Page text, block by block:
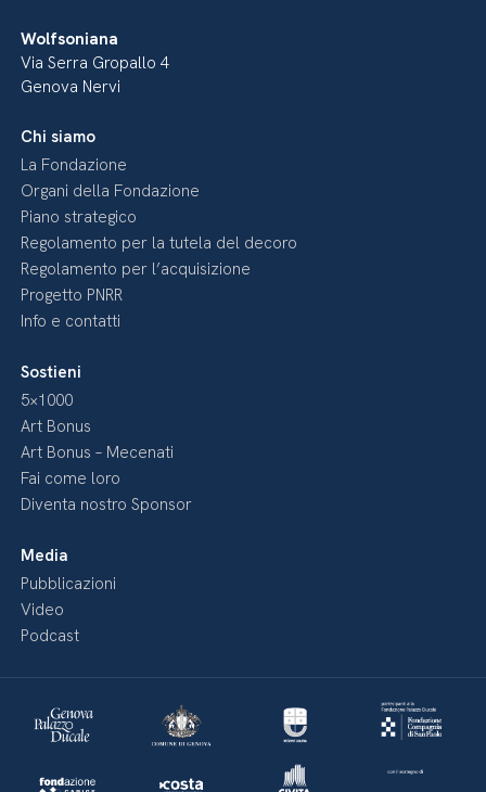
Wolfsoniana
Via Serra Gropallo 4
Genova Nervi
Chi siamo
La Fondazione
Organi della Fondazione
Piano strategico
Regolamento per la tutela del decoro
Regolamento per l’acquisizione
Progetto PNRR
Info e contatti
Sostieni
5×1000
Art Bonus
Art Bonus – Mecenati
Fai come loro
Diventa nostro Sponsor
Media
Pubblicazioni
Video
Podcast